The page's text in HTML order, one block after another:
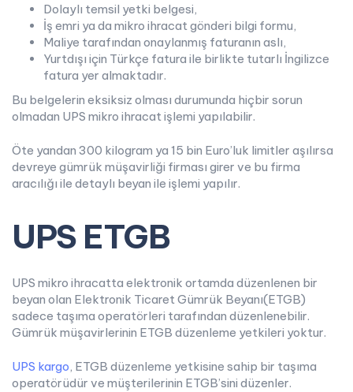
Dolaylı temsil yetki belgesi,
İş emri ya da mikro ihracat gönderi bilgi formu,
Maliye tarafından onaylanmış faturanın aslı,
Yurtdışı için Türkçe fatura ile birlikte tutarlı İngilizce
fatura yer almaktadır.
Bu belgelerin eksiksiz olması durumunda hiçbir sorun
olmadan UPS mikro ihracat işlemi yapılabilir.
Öte yandan 300 kilogram ya 15 bin Euro’luk limitler aşılırsa
devreye gümrük müşavirliği firması girer ve bu firma
aracılığı ile detaylı beyan ile işlemi yapılır.
UPS ETGB
UPS mikro ihracatta elektronik ortamda düzenlenen bir
beyan olan Elektronik Ticaret Gümrük Beyanı(ETGB)
sadece taşıma operatörleri tarafından düzenlenebilir.
Gümrük müşavirlerinin ETGB düzenleme yetkileri yoktur.
UPS kargo, ETGB düzenleme yetkisine sahip bir taşıma
operatörüdür ve müşterilerinin ETGB’sini düzenler.